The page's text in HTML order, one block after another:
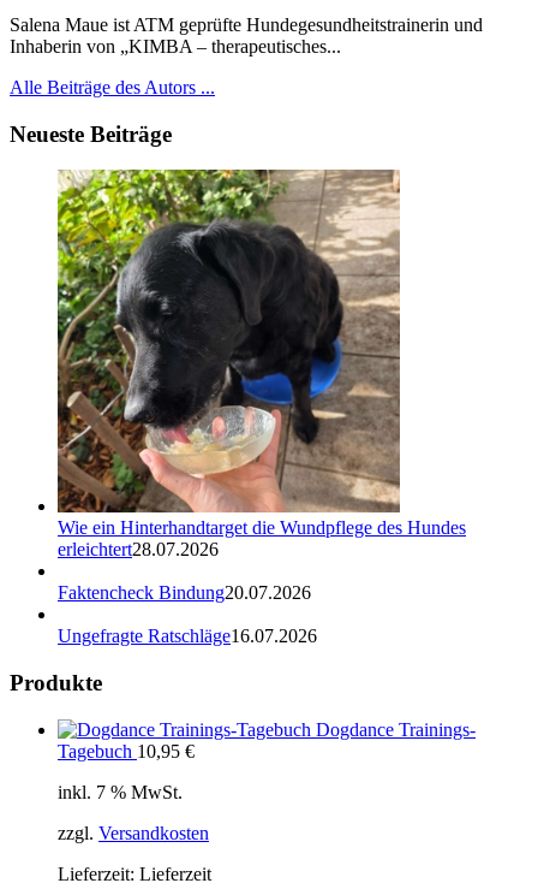
Salena Maue ist ATM geprüfte Hundegesundheitstrainerin und
Inhaberin von „KIMBA – therapeutisches...
Alle Beiträge des Autors ...
Neueste Beiträge
Wie ein Hinterhandtarget die Wundpflege des Hundes
erleichtert28.07.2026
Faktencheck Bindung20.07.2026
Ungefragte Ratschläge16.07.2026
Produkte
Dogdance Trainings-
Tagebuch 10,95 €
inkl. 7 % MwSt.
zzgl. Versandkosten
Lieferzeit: Lieferzeit